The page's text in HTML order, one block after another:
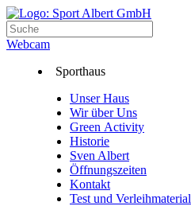
Webcam
Sporthaus
Unser Haus
Wir über Uns
Green Activity
Historie
Sven Albert
Öffnungszeiten
Kontakt
Test und Verleihmaterial